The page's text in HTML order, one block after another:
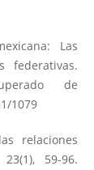
Las
federativas.
de
1079
relaciones
59-96.